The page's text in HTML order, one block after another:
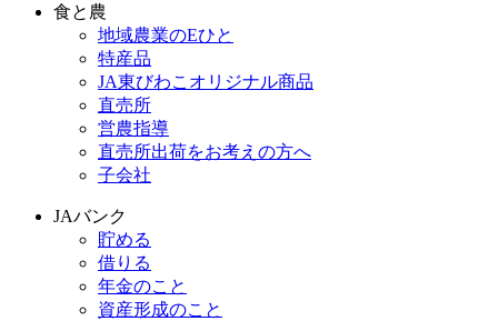
食と農
地域農業のEひと
特産品
JA東びわこオリジナル商品
直売所
営農指導
直売所出荷をお考えの方へ
子会社
JAバンク
貯める
借りる
年金のこと
資産形成のこと